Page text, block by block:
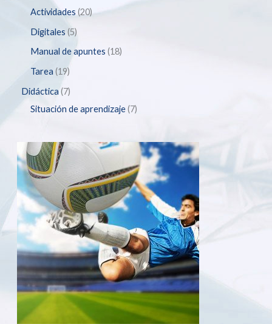
Actividades 20
Digitales 5
Manual de apuntes 18
Tarea 19
Didáctica 7
Situación de aprendizaje 7